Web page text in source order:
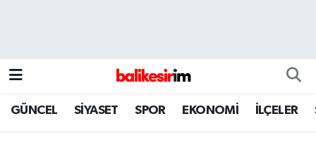
GÜNCEL SİYASET SPOR EKONOMİ İLÇELER